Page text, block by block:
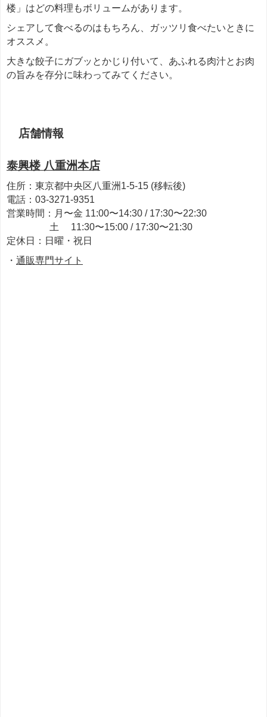
楼」はどの料理もボリュームがあります。
シェアして食べるのはもちろん、ガッツリ食べたいときに
オススメ。
大きな餃子にガブッとかじり付いて、あふれる肉汁とお肉
の旨みを存分に味わってみてください。
店舗情報
泰興楼 八重洲本店
住所：東京都中央区八重洲1-5-15 (移転後)
電話：03-3271-9351
営業時間：月〜金 11:00〜14:30 / 17:30〜22:30
土 11:30〜15:00 / 17:30〜21:30
定休日：日曜・祝日
・ 通販専門サイト